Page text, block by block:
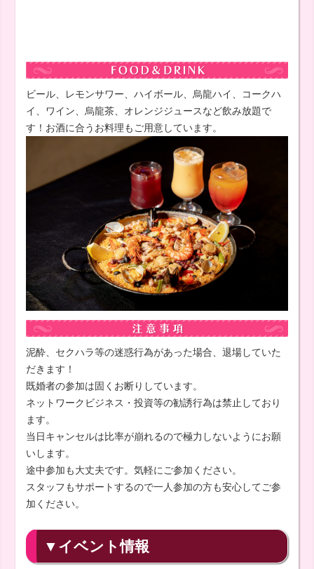
ビール、レモンサワー、ハイボール、烏龍ハイ、コークハ
イ、ワイン、烏龍茶、オレンジジュースなど飲み放題で
す！お酒に合うお料理もご用意しています。
泥酔、セクハラ等の迷惑行為があった場合、退場していた
だきます！
既婚者の参加は固くお断りしています。
ネットワークビジネス・投資等の勧誘行為は禁止しており
ます。
当日キャンセルは比率が崩れるので極力しないようにお願
いします。
途中参加も大丈夫です。気軽にご参加ください。
スタッフもサポートするので一人参加の方も安心してご参
加ください。
▼イベント情報